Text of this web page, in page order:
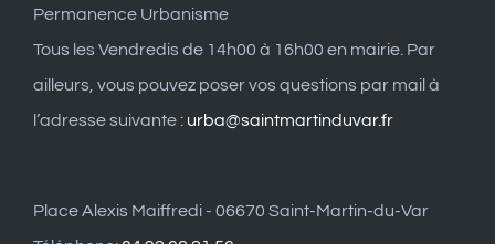
Permanence Urbanisme
Tous les Vendredis de 14h00 à 16h00 en mairie. Par
ailleurs, vous pouvez poser vos questions par mail à
l’adresse suivante : urba@saintmartinduvar.fr
Place Alexis Maiffredi - 06670 Saint-Martin-du-Var